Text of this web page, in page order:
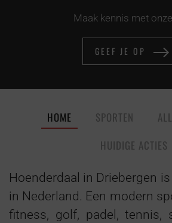
Maak kennis met
GEEF JE OP
HOME SPORTEN
HUIDIGE ACTIES
Hoenderdaal in Driebergen
in Nederland. Een modern
fitness, golf, padel, tennis,